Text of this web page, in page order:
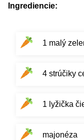
Ingrediencie:
1 malý
4 strúčiky
1 lyžička
majonéza